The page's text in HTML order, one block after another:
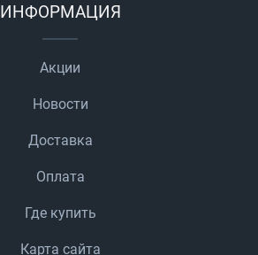
ИНФОРМАЦИЯ
Акции
Новости
Доставка
Оплата
Где купить
Карта сайта